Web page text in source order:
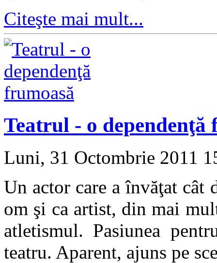
Citeşte mai mult...
Teatrul - o dependenţă
Luni, 31 Octombrie 2011
Un actor care a învăţat cât
om şi ca artist, din mai
atletismul. Pasiunea
teatru. Aparent, ajuns pe